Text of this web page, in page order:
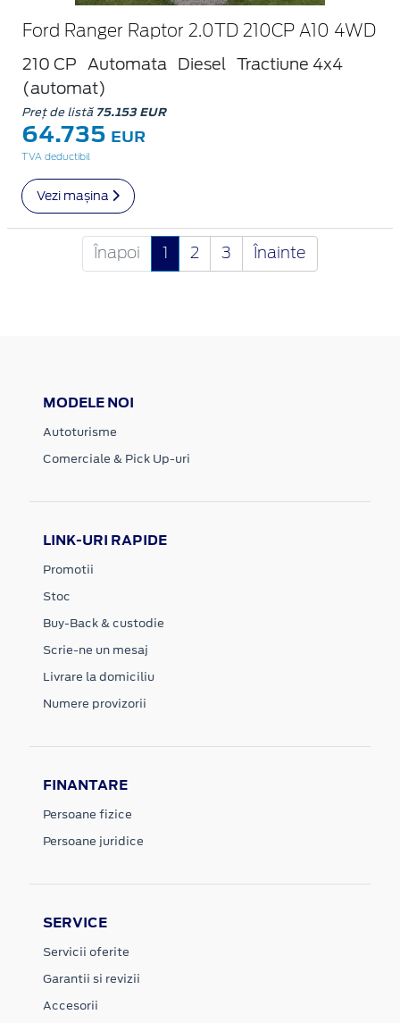
Ford Ranger Raptor 2.0TD 210CP A10 4WD
210 CP Automata Diesel Tractiune 4x4
(automat)
Preț de listă 75.153 EUR
64.735 EUR
TVA deductibil
Vezi mașina
Înapoi 2 3 Înainte
MODELE NOI
Autoturisme
Comerciale & Pick Up-uri
LINK-URI RAPIDE
Promotii
Stoc
Buy-Back & custodie
Scrie-ne un mesaj
Livrare la domiciliu
Numere provizorii
FINANTARE
Persoane fizice
Persoane juridice
SERVICE
Servicii oferite
Garantii si revizii
Accesorii